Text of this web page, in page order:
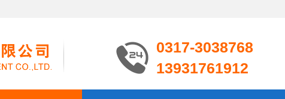
0317-3038768
13931761912